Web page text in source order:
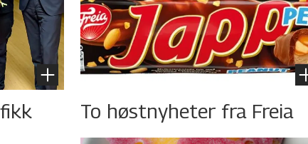
To høstnyheter fra Freia